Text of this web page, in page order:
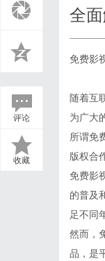
评论
收藏
全
免费影
随着互
为广大
所谓免
版权合
免费影
的普及
足不同
然而，
品，是